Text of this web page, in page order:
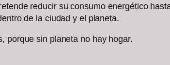
reducir su consumo energético
de la ciudad y el planeta.
porque sin planeta no hay hogar.